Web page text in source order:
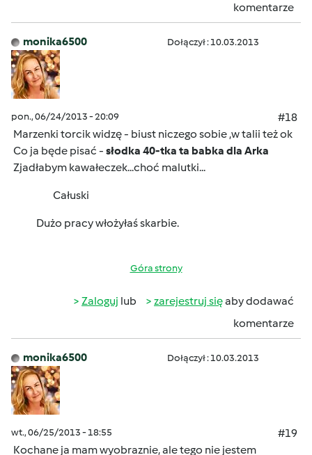
komentarze
monika6500 Dołączył : 10.03.2013
pon., 06/24/2013 - 20:09
#18
Marzenki torcik widzę - biust niczego sobie ,w talii też ok
Co ja będe pisać - słodka 40-tka ta babka dla Arka
Zjadłabym kawałeczek...choć malutki...
Całuski
Dużo pracy włożyłaś skarbie.
Góra strony
Zaloguj lub zarejestruj sięaby dodawać
komentarze
monika6500 Dołączył : 10.03.2013
wt., 06/25/2013 - 18:55
#19
Kochane ja mam wyobraznie, ale tego nie jestem